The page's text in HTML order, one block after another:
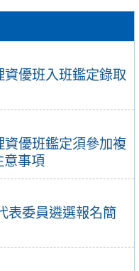
優班入班鑑定錄取
優班鑑定須參加複
意事項
表委員遴選報名簡